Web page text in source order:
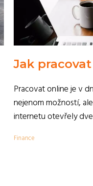
Jak
Pracovat online je v
nejenom možností,
internetu otevřely
Finance